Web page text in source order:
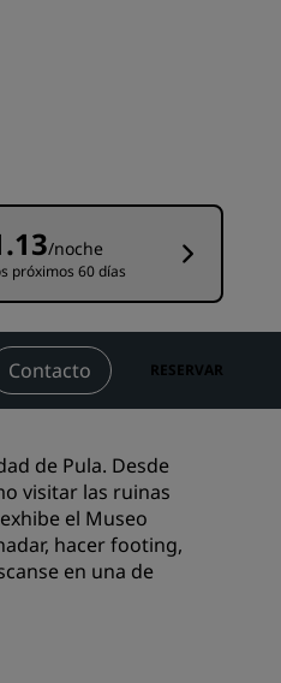
el centro de la ciudad
blog
Rewards
Radisson Rewards
los puntos
puntos
Planners
/noche
próximos 60 días
Contacto RESERVAR
de Pula. Desde
visitar las ruinas
el Museo
hacer footing,
en una de